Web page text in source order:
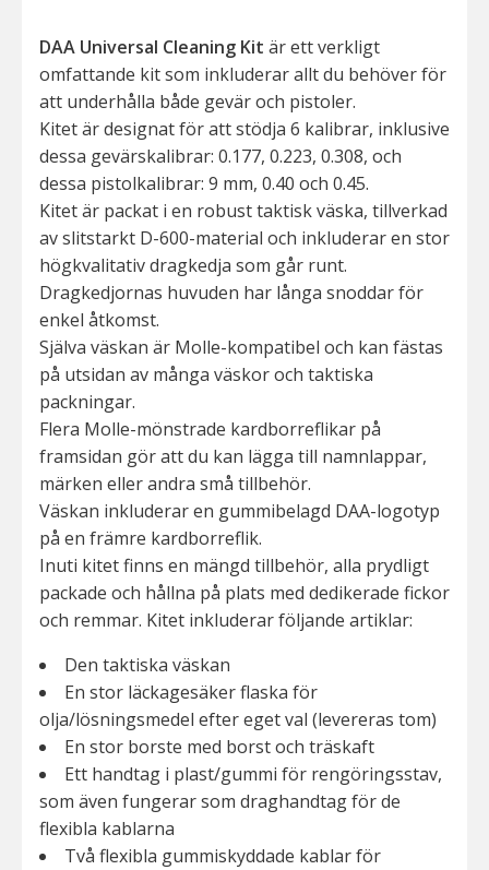
DAA Universal Cleaning Kit är ett verkligt
omfattande kit som inkluderar allt du behöver för
att underhålla både gevär och pistoler.
Kitet är designat för att stödja 6 kalibrar, inklusive
dessa gevärskalibrar: 0.177, 0.223, 0.308, och
dessa pistolkalibrar: 9 mm, 0.40 och 0.45.
Kitet är packat i en robust taktisk väska, tillverkad
av slitstarkt D-600-material och inkluderar en stor
högkvalitativ dragkedja som går runt.
Dragkedjornas huvuden har långa snoddar för
enkel åtkomst.
Själva väskan är Molle-kompatibel och kan fästas
på utsidan av många väskor och taktiska
packningar.
Flera Molle-mönstrade kardborreflikar på
framsidan gör att du kan lägga till namnlappar,
märken eller andra små tillbehör.
Väskan inkluderar en gummibelagd DAA-logotyp
på en främre kardborreflik.
Inuti kitet finns en mängd tillbehör, alla prydligt
packade och hållna på plats med dedikerade fickor
och remmar. Kitet inkluderar följande artiklar:
Den taktiska väskan
En stor läckagesäker flaska för
olja/lösningsmedel efter eget val (levereras tom)
En stor borste med borst och träskaft
Ett handtag i plast/gummi för rengöringsstav,
som även fungerar som draghandtag för de
flexibla kablarna
Två flexibla gummiskyddade kablar för